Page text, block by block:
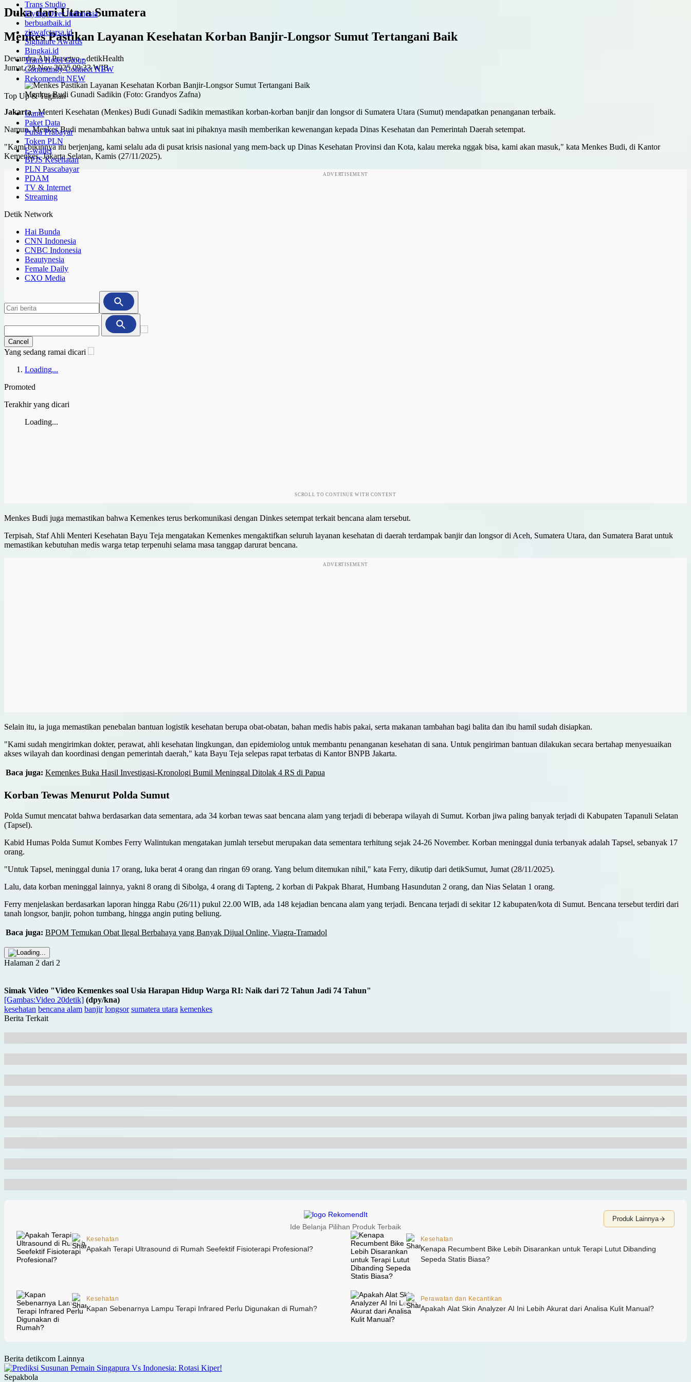
Trans Studio
Flying Over Indonesia
berbuatbaik.id
ziswafctarsa.id
Signature Awards
Bingkai.id
Trans Hotel Group
Community ConnectNEW
Rekomendit NEW
Top Up & Tagihan
Game
Paket Data
Pulsa Prabayar
Token PLN
E-wallet
BPJS Kesehatan
PLN Pascabayar
PDAM
TV & Internet
Streaming
Detik Network
Hai Bunda
CNN Indonesia
CNBC Indonesia
Beautynesia
Female Daily
CXO Media
Cancel
Yang sedang ramai dicari
Loading...
Promoted
Terakhir yang dicari
Loading...
Duka dari Utara Sumatera
Menkes Pastikan Layanan Kesehatan Korban Banjir-Longsor Sumut Tertangani Baik
Devandra Abi Prasetyo -detikHealth
Jumat, 28 Nov 2025 09:33 WIB
Menkes Budi Gunadi Sadikin (Foto: Grandyos Zafna)
Jakarta-Menteri Kesehatan (Menkes) Budi Gunadi Sadikin memastikan korban-korban banjir dan longsor di Sumatera Utara (Sumut) mendapatkan penanganan terbaik.
Namun, Menkes Budi menambahkan bahwa untuk saat ini pihaknya masih memberikan kewenangan kepada Dinas Kesehatan dan Pemerintah Daerah setempat.
"Kami bikinnya itu berjenjang, kami selalu ada di pusat krisis nasional yang mem-back up Dinas Kesehatan Provinsi dan Kota, kalau mereka nggak bisa, kami akan masuk," kata Menkes Budi, di Kantor
Kemenkes, Jakarta Selatan, Kamis (27/11/2025).
ADVERTISEMENT
SCROLL TO CONTINUE WITH CONTENT
Menkes Budi juga memastikan bahwa Kemenkes terus berkomunikasi dengan Dinkes setempat terkait bencana alam tersebut.
Terpisah, Staf Ahli Menteri Kesehatan Bayu Teja mengatakan Kemenkes mengaktifkan seluruh layanan kesehatan di daerah terdampak banjir dan longsor di Aceh, Sumatera Utara, dan Sumatera Barat untuk
memastikan kebutuhan medis warga tetap terpenuhi selama masa tanggap darurat bencana.
ADVERTISEMENT
Selain itu, ia juga memastikan penebalan bantuan logistik kesehatan berupa obat-obatan, bahan medis habis pakai, serta makanan tambahan bagi balita dan ibu hamil sudah disiapkan.
"Kami sudah mengirimkan dokter, perawat, ahli kesehatan lingkungan, dan epidemiolog untuk membantu penanganan kesehatan di sana. Untuk pengiriman bantuan dilakukan secara bertahap menyesuaikan
akses wilayah dan koordinasi dengan pemerintah daerah," kata Bayu Teja selepas rapat terbatas di Kantor BNPB Jakarta.
Baca juga: Kemenkes Buka Hasil Investigasi-Kronologi Bumil Meninggal Ditolak 4 RS di Papua
Korban Tewas Menurut Polda Sumut
Polda Sumut mencatat bahwa berdasarkan data sementara, ada 34 korban tewas saat bencana alam yang terjadi di beberapa wilayah di Sumut. Korban jiwa paling banyak terjadi di Kabupaten Tapanuli Selatan
(Tapsel).
Kabid Humas Polda Sumut Kombes Ferry Walintukan mengatakan jumlah tersebut merupakan data sementara terhitung sejak 24-26 November. Korban meninggal dunia terbanyak adalah Tapsel, sebanyak 17
orang.
"Untuk Tapsel, meninggal dunia 17 orang, luka berat 4 orang dan ringan 69 orang. Yang belum ditemukan nihil," kata Ferry, dikutip dari detikSumut, Jumat (28/11/2025).
Lalu, data korban meninggal lainnya, yakni 8 orang di Sibolga, 4 orang di Tapteng, 2 korban di Pakpak Bharat, Humbang Hasundutan 2 orang, dan Nias Selatan 1 orang.
Ferry menjelaskan berdasarkan laporan hingga Rabu (26/11) pukul 22.00 WIB, ada 148 kejadian bencana alam yang terjadi. Bencana terjadi di sekitar 12 kabupaten/kota di Sumut. Bencana tersebut terdiri dari
tanah longsor, banjir, pohon tumbang, hingga angin puting beliung.
Baca juga: BPOM Temukan Obat Ilegal Berbahaya yang Banyak Dijual Online, Viagra-Tramadol
Halaman 2 dari 2
Simak Video "Video Kemenkes soal Usia Harapan Hidup Warga RI: Naik dari 72 Tahun Jadi 74 Tahun"
[Gambas:Video 20detik] (dpy/kna)
kesehatan bencana alam banjir longsor sumatera utara kemenkes
Berita Terkait
Berita detikcom Lainnya
Sepakbola